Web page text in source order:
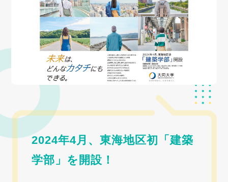
2024年4月、東海地区初「建築
学部」を開設！